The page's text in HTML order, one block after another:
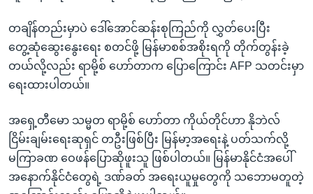
တချိန်တည်းမှာပဲ ဒေါ်အောင်ဆန်းစုကြည်ကို လွှတ်ပေးပြီး
တွေ့ဆုံဆွေးနွေးရေး စတင်ဖို့ မြန်မာစစ်အစိုးရကို တိုက်တွန်းခဲ့
တယ်လို့လည်း ရာမို့စ် ဟော်တာက ပြောကြောင်း AFP သတင်းမှာ
ရေးထားပါတယ်။
အရှေ့တီမော သမ္မတ ရာမို့စ် ဟော်တာ ကိုယ်တိုင်ဟာ နိုဘဲလ်
ငြိမ်းချမ်းရေးဆုရှင် တဦးဖြစ်ပြီး မြန်မာ့အရေးနဲ့ ပတ်သက်လို့
မကြာခဏ ဝေဖန်ပြောဆိုဖူးသူ ဖြစ်ပါတယ်။ မြန်မာနိုင်ငံအပေါ်
အနောက်နိုင်ငံတွေရဲ့ ဒဏ်ခတ် အရေးယူမှုတွေကို သဘောမတူတဲ့